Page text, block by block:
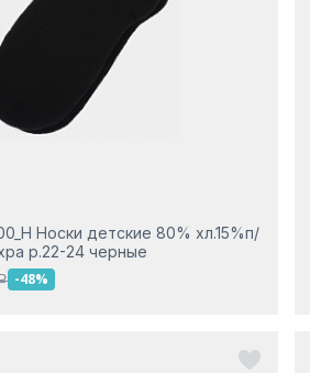
Носки детские 80% хл.15%п/
р.22-24 черные
-48%